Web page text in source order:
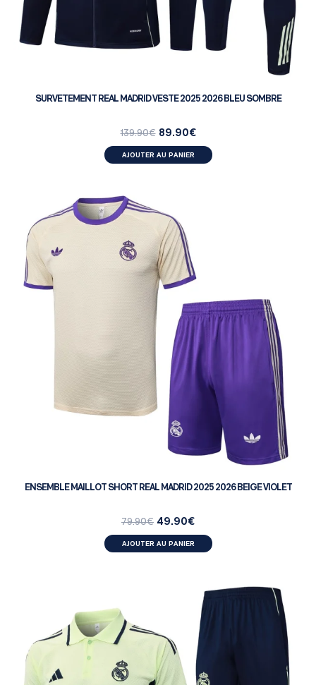
SURVETEMENT REAL MADRID VESTE 2025 2026 BLEU SOMBRE
139.90€ 89.90€
AJOUTER AU PANIER
ENSEMBLE MAILLOT SHORT REAL MADRID 2025 2026 BEIGE VIOLET
79.90€ 49.90€
AJOUTER AU PANIER